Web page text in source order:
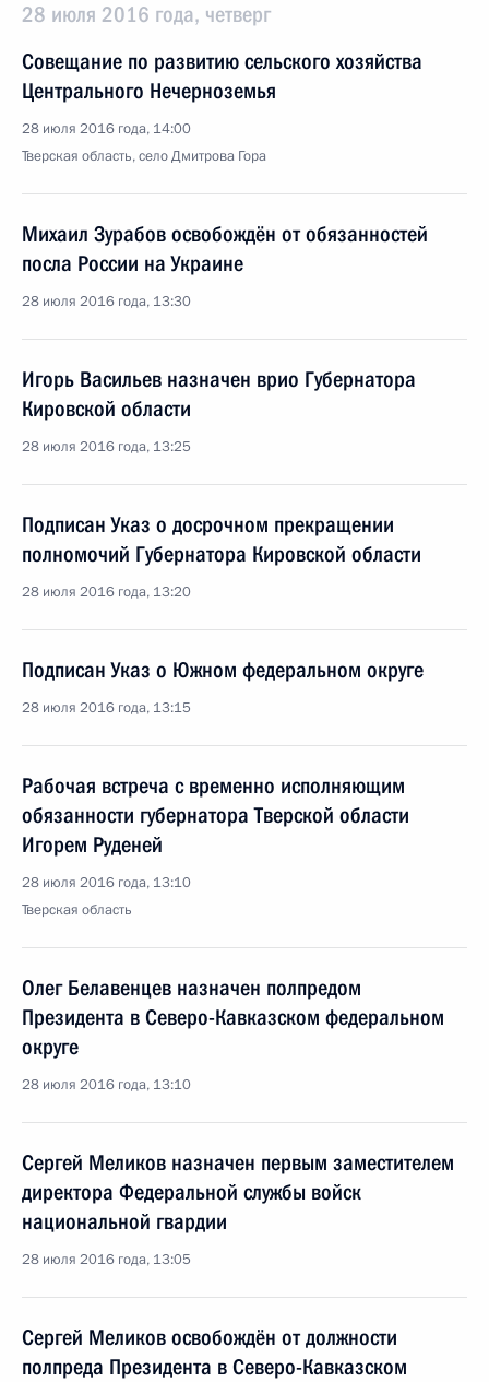
28 июля 2016 года, четверг
Совещание по развитию сельского хозяйства
Центрального Нечерноземья
28 июля 2016 года, 14:00
Тверская область, село Дмитрова Гора
Михаил Зурабов освобождён от обязанностей
посла России на Украине
28 июля 2016 года, 13:30
Игорь Васильев назначен врио Губернатора
Кировской области
28 июля 2016 года, 13:25
Подписан Указ о досрочном прекращении
полномочий Губернатора Кировской области
28 июля 2016 года, 13:20
Подписан Указ о Южном федеральном округе
28 июля 2016 года, 13:15
Рабочая встреча с временно исполняющим
обязанности губернатора Тверской области
Игорем Руденей
28 июля 2016 года, 13:10
Тверская область
Олег Белавенцев назначен полпредом
Президента в Северо-Кавказском федеральном
округе
28 июля 2016 года, 13:10
Сергей Меликов назначен первым заместителем
директора Федеральной службы войск
национальной гвардии
28 июля 2016 года, 13:05
Сергей Меликов освобождён от должности
полпреда Президента в Северо-Кавказском